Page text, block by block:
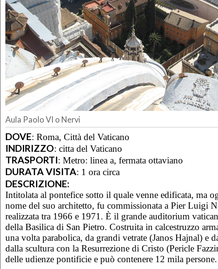
Aula Paolo VI o Nervi
DOVE: Roma, Città del Vaticano
INDIRIZZO: citta del Vaticano
TRASPORTI: Metro: linea a, fermata ottaviano
DURATA VISITA: 1 ora circa
DESCRIZIONE:
Intitolata al pontefice sotto il quale venne edificata, ma
nome del suo architetto, fu commissionata a Pier Luigi
realizzata tra 1966 e 1971. È il grande auditorium
della Basilica di San Pietro. Costruita in calcestruzzo
una volta parabolica, da grandi vetrate (Janos Hajnal) e
dalla scultura con la Resurrezione di Cristo (Pericle
delle udienze pontificie e può contenere 12 mila persone.